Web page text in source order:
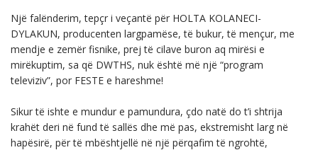
Një falënderim, tepçr i veçantë për HOLTA KOLANECI-
DYLAKUN, producenten largpamëse, të bukur, të mençur, me
mendje e zemër fisnike, prej të cilave buron aq mirësi e
mirëkuptim, sa që DWTHS, nuk është më një “program
televiziv”, por FESTE e hareshme!
Sikur të ishte e mundur e pamundura, çdo natë do t’i shtrija
krahët deri në fund të sallës dhe më pas, ekstremisht larg në
hapësirë, për të mbështjellë në një përqafim të ngrohtë,